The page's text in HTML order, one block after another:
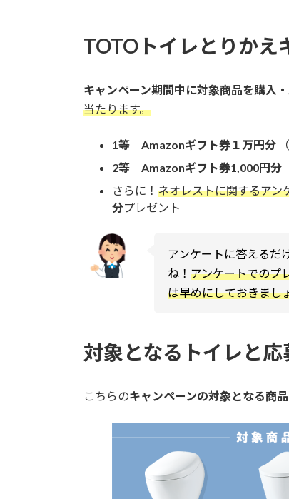
TOTOトイレとりかえ
キャンペーン期間中に対象商品を購入
当たります。
1等 Amazonギフト券１万円分
2等 Amazonギフト券1,000円分
さらに！ ネオレストに関するアン
分プレゼント
アンケートに答えるだ
ね！アンケートでのプ
は早めにしておきまし
対象となるトイレと応
こちらのキャンペーンの対象となる商品